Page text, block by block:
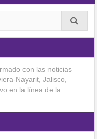
con las noticias
Nayarit, Jalisco,
en la línea de la